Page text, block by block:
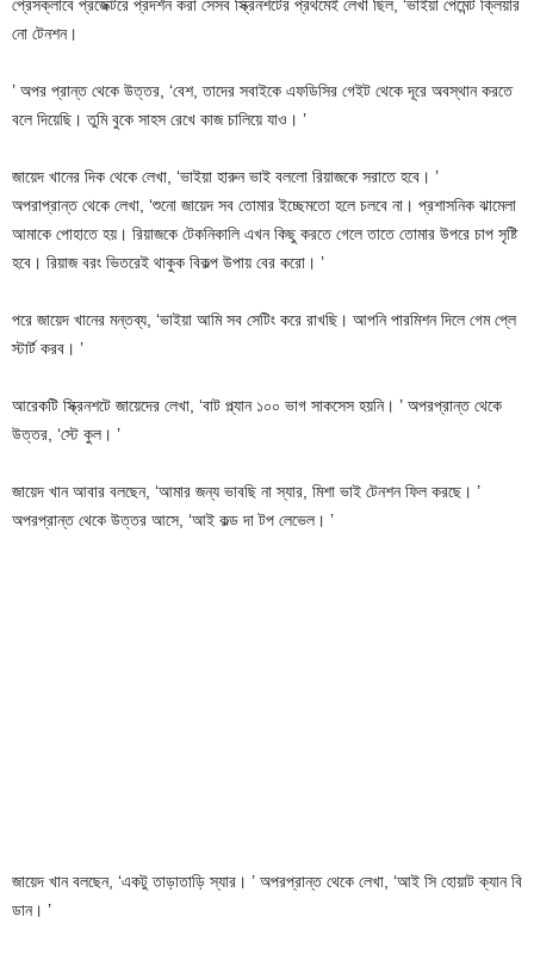
প্রেসক্লাবে প্রজেক্টরে প্রদর্শন করা সেসব স্ক্রিনশটের প্রথমেই লেখা ছিল, ‘ভাইয়া পেমেন্ট ক্লিয়ার
নো টেনশন।
’ অপর প্রান্ত থেকে উত্তর, ‌‘বেশ, তাদের সবাইকে এফডিসির গেইট থেকে দূরে অবস্থান করতে
বলে দিয়েছি। তুমি বুকে সাহস রেখে কাজ চালিয়ে যাও। ’
জায়েদ খানের দিক থেকে লেখা, ‘ভাইয়া হারুন ভাই বললো রিয়াজকে সরাতে হবে। ’
অপরাপ্রান্ত থেকে লেখা, ‘শুনো জায়েদ সব তোমার ইচ্ছেমতো হলে চলবে না। প্রশাসনিক ঝামেলা
আমাকে পোহাতে হয়। রিয়াজকে টেকনিকালি এখন কিছু করতে গেলে তাতে তোমার উপরে চাপ সৃষ্টি
হবে। রিয়াজ বরং ভিতরেই থাকুক বিকল্প উপায় বের করো। ’
পরে জায়েদ খানের মন্তব্য, ‘ভাইয়া আমি সব সেটিং করে রাখছি। আপনি পারমিশন দিলে গেম প্লে
স্টার্ট করব। ’
আরেকটি স্ক্রিনশটে জায়েদের লেখা, ‘বাট প্ল্যান ১০০ ভাগ সাকসেস হয়নি। ’ অপরপ্রান্ত থেকে
উত্তর, ‘স্টে কুল। ’
জায়েদ খান আবার বলছেন, ‘আমার জন্য ভাবছি না স্যার, মিশা ভাই টেনশন ফিল করছে। ’
অপরপ্রান্ত থেকে উত্তর আসে, ‘আই কল্ড দা টপ লেভেল। ’
জায়েদ খান বলছেন, ‘একটু তাড়াতাড়ি স্যার। ’ অপরপ্রান্ত থেকে লেখা, ‘আই সি হোয়াট ক্যান বি
ডান। ’